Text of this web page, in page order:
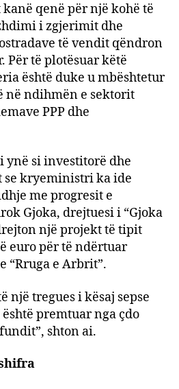
qenë për një kohë të
i zgjerimit dhe
të vendit qëndron
të plotësuar këtë
është duke u mbështetur
në ndihmën e sektorit
PPP dhe
ynë si investitorë dhe
kryeministri ka ide
me progresit e
Gjoka, drejtuesi i “Gjoka
një projekt të tipit
euro për të ndërtuar
“Rruga e Arbrit”.
një tregues i kësaj sepse
premtuar nga çdo
shton ai.